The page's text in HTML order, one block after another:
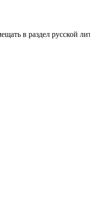
в раздел русской